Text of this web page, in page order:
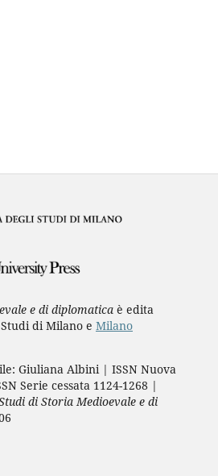
e di diplomaticaè edita
di Milano e Milano
Giuliana Albini | ISSN Nuova
Serie cessata 1124-1268 |
di Storia Medioevale e di